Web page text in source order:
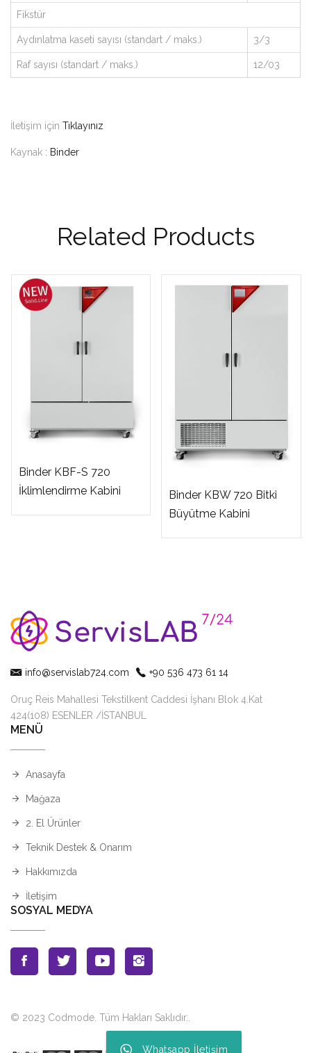
Fikstür
Aydınlatma kaseti sayısı (standart / maks.) 3/3
Raf sayısı (standart / maks.) 12/03
İletişim için Tıklayınız
Kaynak : Binder
Related Products
Binder KBF-S 720
İklimlendirme Kabini
Binder KBW 720 Bitki
Büyütme Kabini
info@servislab724.com +90 536 473 61 14
Oruç Reis Mahallesi Tekstilkent Caddesi İşhanı Blok 4.Kat
424(108) ESENLER /İSTANBUL
MENÜ
Anasayfa
Mağaza
2. El Ürünler
Teknik Destek & Onarım
Hakkımızda
İletişim
SOSYAL MEDYA
© 2023 Codmode. Tüm Hakları Saklıdır.
Whatsapp İletişim